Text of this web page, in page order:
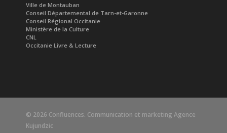
Ville de Montauban
Conseil Départemental de Tarn-et-Garonne
Conseil Régional Occitanie
Ministère de la Culture
CNL
Occitanie Livre & Lecture
© 2026 Confluences. Communication et marketing Agence
Kujundzic